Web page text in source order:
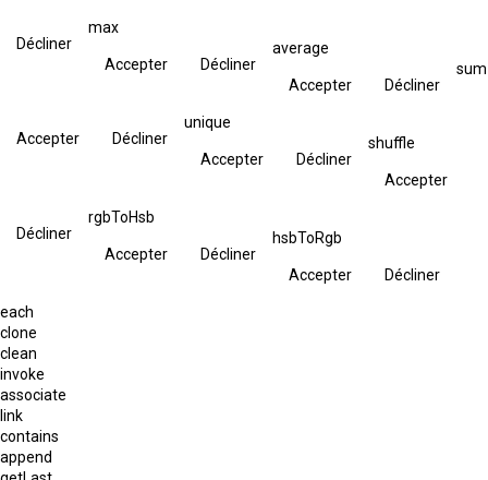
Décliner
max
Accepter Décliner
average
Accepter Décliner
sum
Accepter Décliner
unique
Accepter Décliner
shuffle
Accepter
Décliner
rgbToHsb
Accepter Décliner
hsbToRgb
Accepter Décliner
each
clone
clean
invoke
associate
link
contains
append